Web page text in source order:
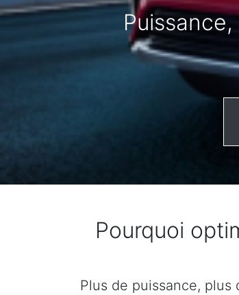
Pourquoi
Plus de puissance,